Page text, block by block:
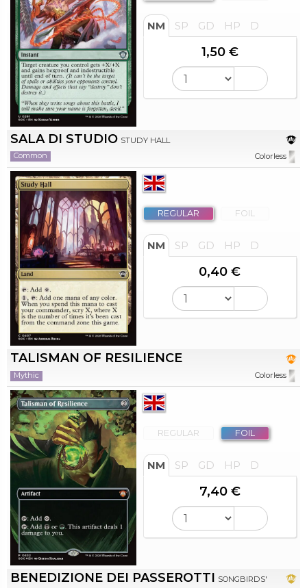
NM SP GD HP D
1,50 €
SALA DI STUDIO STUDY HALL
Common
Colorless
REGULAR FOIL
NM SP GD HP D
0,40 €
TALISMAN OF RESILIENCE
Mythic Colorless
REGULAR FOIL
NM SP GD HP D
7,40 €
BENEDIZIONE DEI PASSEROTTI SONGBIRDS'